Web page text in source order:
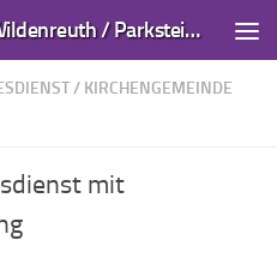
Kirchengemeinden Wildenreuth / Parkstein und Kirchendemenreuth
/ KIRCHENGEMEINDE
mit